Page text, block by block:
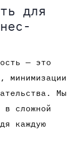
для
— это
минимизации
Мы
в сложной
каждую